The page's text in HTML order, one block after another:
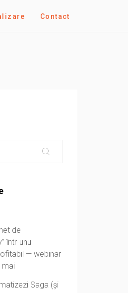
Contact
de
într-unul
— webinar
mai
Saga (și